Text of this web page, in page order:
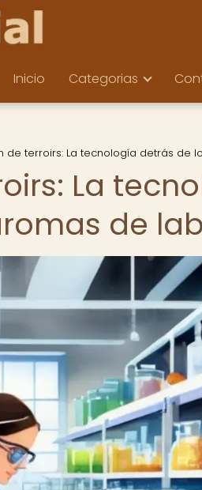
Inicio Categorias
de terroirs: La tecnología detrás de
La
de